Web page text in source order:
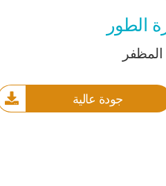
الطور
المظفر
جودة عالية